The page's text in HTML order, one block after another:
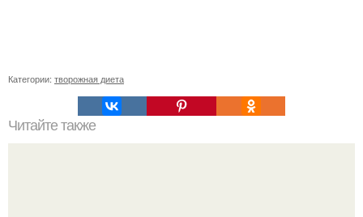
Категории: творожная диета
Читайте также